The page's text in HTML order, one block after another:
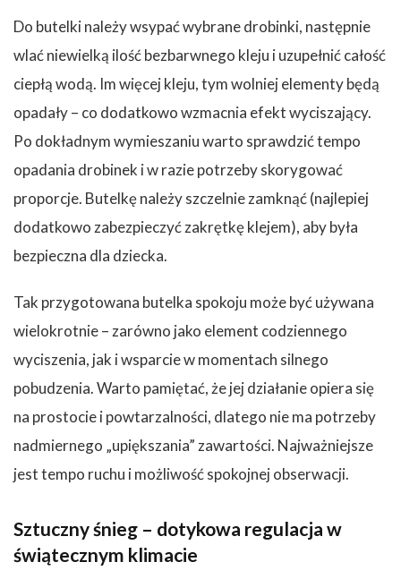
Do butelki należy wsypać wybrane drobinki, następnie
wlać niewielką ilość bezbarwnego kleju i uzupełnić całość
ciepłą wodą. Im więcej kleju, tym wolniej elementy będą
opadały – co dodatkowo wzmacnia efekt wyciszający.
Po dokładnym wymieszaniu warto sprawdzić tempo
opadania drobinek i w razie potrzeby skorygować
proporcje. Butelkę należy szczelnie zamknąć (najlepiej
dodatkowo zabezpieczyć zakrętkę klejem), aby była
bezpieczna dla dziecka.
Tak przygotowana butelka spokoju może być używana
wielokrotnie – zarówno jako element codziennego
wyciszenia, jak i wsparcie w momentach silnego
pobudzenia. Warto pamiętać, że jej działanie opiera się
na prostocie i powtarzalności, dlatego nie ma potrzeby
nadmiernego „upiększania” zawartości. Najważniejsze
jest tempo ruchu i możliwość spokojnej obserwacji.
Sztuczny śnieg – dotykowa regulacja w
świątecznym klimacie